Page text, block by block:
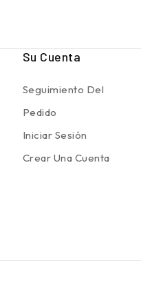
Su Cuenta
Seguimiento Del
Pedido
Iniciar Sesión
Crear Una Cuenta